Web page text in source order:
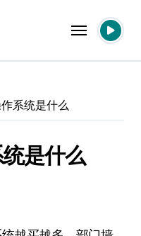
系统是什么
是什么